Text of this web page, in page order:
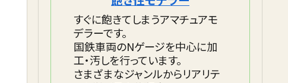
すぐに飽きてしまうアマチュアモ
デラーです。
国鉄車両のNゲージを中心に加
工・汚しを行っています。
さまざまなジャンルからリアリテ